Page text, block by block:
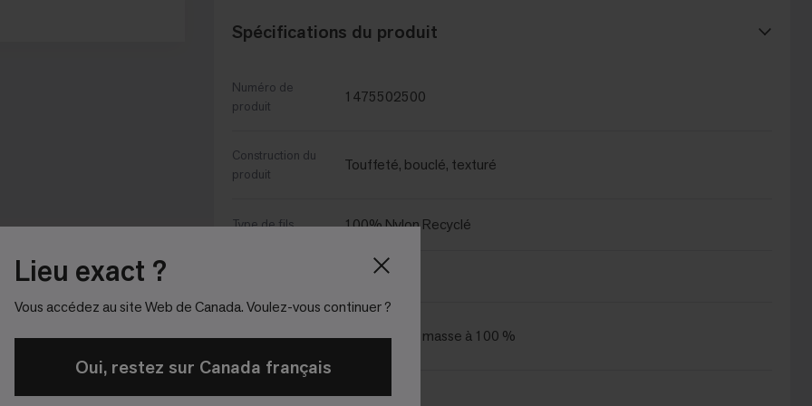
Lieu exact ?
Vous accédez au site Web de Canada. Voulez-vous continuer ?
Oui, restez sur Canada français
Spécifications du produit
Numéro de
produit
1475502500
Construction du
produit
Touffeté, bouclé, texturé
Type de fils 100% Nylon Recyclé
Aquafil
Teint dans la masse à 100 %
Protection